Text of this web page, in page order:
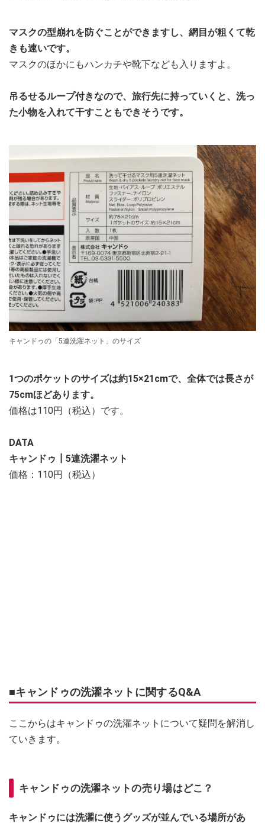
マスクの型崩れを防ぐことができますし、網目が粗くて乾
きも速いです。
マスクのほかにもハンカチや靴下なども入りますよ。
吊るせるループ付きなので、旅行先に持っていくと、洗っ
た小物を入れて干すこともできそうです。
キャンドゥの「5連洗濯ネット」のサイズ
1つのポケットのサイズは約15×21cmで、全体では長さが
75cmほどあります。
価格は110円（税込）です。
DATA
キャンドゥ┃5連洗濯ネット
価格：110円（税込）
■キャンドゥの洗濯ネットに関するQ&A
ここからはキャンドゥの洗濯ネットについて疑問を解消し
ていきます。
キャンドゥの洗濯ネットの売り場はどこ？
キャンドゥには洗濯に使うグッズが並んでいる場所があ